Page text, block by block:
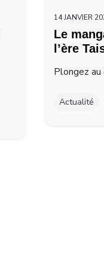
14 JANVIER
Le
l’ère
Plongez
Actualité